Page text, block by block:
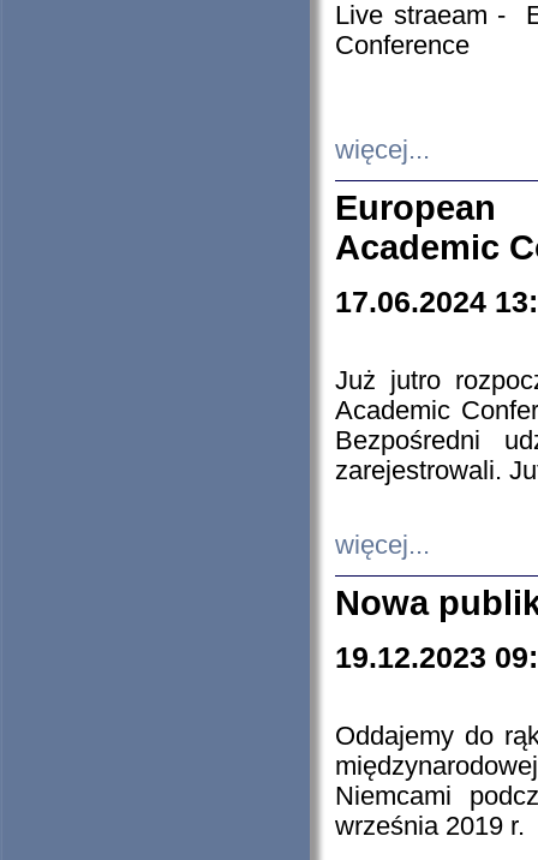
Live straeam -
Conference
więcej...
European
Academic
17.06.2024
Już jutro
Academic
Bezpośredni
zarejestrowali.
więcej...
Nowa
19.12.2023
Oddajemy do
Niemcami
września 2019 r.